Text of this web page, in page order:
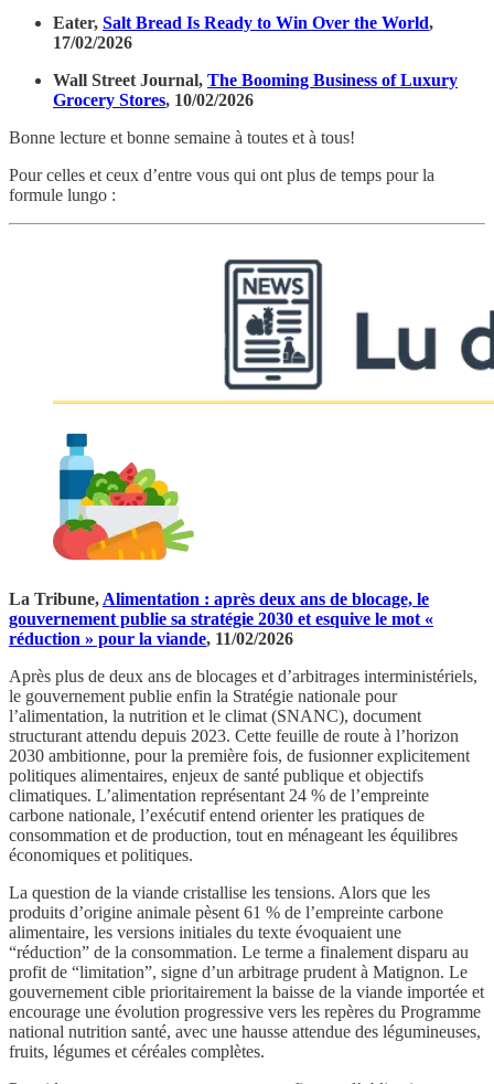
Eater, Salt Bread Is Ready to Win Over the World,
17/02/2026
Wall Street Journal, The Booming Business of Luxury
Grocery Stores, 10/02/2026
Bonne lecture et bonne semaine à toutes et à tous!
Pour celles et ceux d’entre vous qui ont plus de temps pour la
formule lungo :
La Tribune, Alimentation : après deux ans de blocage, le
gouvernement publie sa stratégie 2030 et esquive le mot «
réduction » pour la viande, 11/02/2026
Après plus de deux ans de blocages et d’arbitrages interministériels,
le gouvernement publie enfin la Stratégie nationale pour
l’alimentation, la nutrition et le climat (SNANC), document
structurant attendu depuis 2023. Cette feuille de route à l’horizon
2030 ambitionne, pour la première fois, de fusionner explicitement
politiques alimentaires, enjeux de santé publique et objectifs
climatiques. L’alimentation représentant 24 % de l’empreinte
carbone nationale, l’exécutif entend orienter les pratiques de
consommation et de production, tout en ménageant les équilibres
économiques et politiques.
La question de la viande cristallise les tensions. Alors que les
produits d’origine animale pèsent 61 % de l’empreinte carbone
alimentaire, les versions initiales du texte évoquaient une
“réduction” de la consommation. Le terme a finalement disparu au
profit de “limitation”, signe d’un arbitrage prudent à Matignon. Le
gouvernement cible prioritairement la baisse de la viande importée et
encourage une évolution progressive vers les repères du Programme
national nutrition santé, avec une hausse attendue des légumineuses,
fruits, légumes et céréales complètes.